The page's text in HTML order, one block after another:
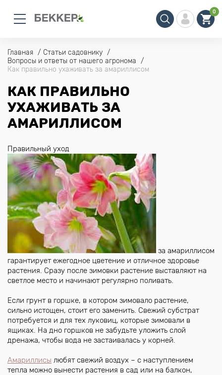
0
Главная
Статьи садовнику
Вопросы и ответы от нашего агронома
Как правильно ухаживать за амариллисом
КАК ПРАВИЛЬНО
УХАЖИВАТЬ ЗА
АМАРИЛЛИСОМ
Правильный уход
за амариллисом
гарантирует ежегодное цветение и отличное здоровье
растения. Сразу после зимовки растение выставляют на
светлое место и начинают регулярно поливать.
Если грунт в горшке, в котором зимовало растение,
сильно истощен, стоит его заменить. Свежий субстрат
потребуется и для тех луковиц, которые зимовали в
ящиках. На дно горшков не забудьте уложить слой
дренажа, чтобы вода не застаивалась у корней.
Амариллисы любят свежий воздух – с наступлением
тепла можно вынести растения в сад или на балкон,